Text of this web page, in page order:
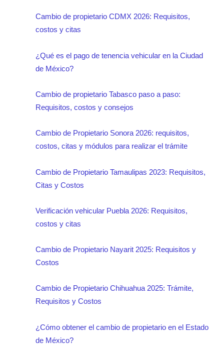
Cambio de propietario CDMX 2026: Requisitos,
costos y citas
¿Qué es el pago de tenencia vehicular en la Ciudad
de México?
Cambio de propietario Tabasco paso a paso:
Requisitos, costos y consejos
Cambio de Propietario Sonora 2026: requisitos,
costos, citas y módulos para realizar el trámite
Cambio de Propietario Tamaulipas 2023: Requisitos,
Citas y Costos
Verificación vehicular Puebla 2026: Requisitos,
costos y citas
Cambio de Propietario Nayarit 2025: Requisitos y
Costos
Cambio de Propietario Chihuahua 2025: Trámite,
Requisitos y Costos
¿Cómo obtener el cambio de propietario en el Estado
de México?